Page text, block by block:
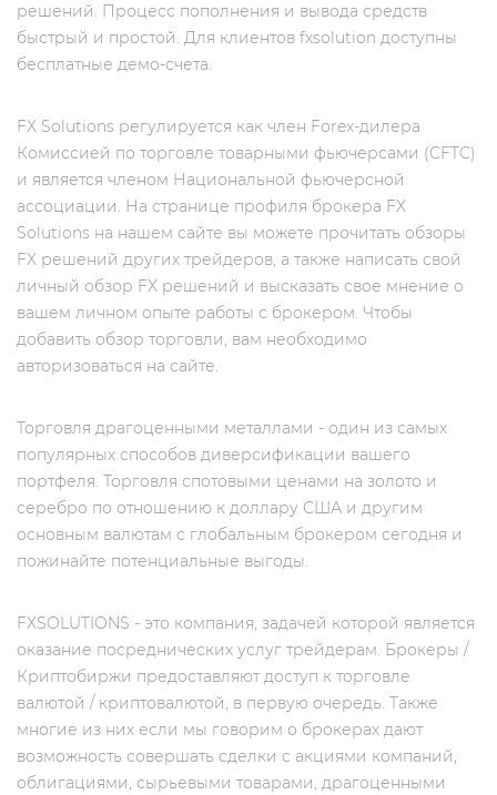
решений. Процесс пополнения и вывода средств
быстрый и простой. Для клиентов fxsolution доступны
бесплатные демо-счета.
FX Solutions регулируется как член Forex-дилера
Комиссией по торговле товарными фьючерсами (CFTC)
и является членом Национальной фьючерсной
ассоциации. На странице профиля брокера FX
Solutions на нашем сайте вы можете прочитать обзоры
FX решений других трейдеров, а также написать свой
личный обзор FX решений и высказать свое мнение о
вашем личном опыте работы с брокером. Чтобы
добавить обзор торговли, вам необходимо
авторизоваться на сайте.
Торговля драгоценными металлами - один из самых
популярных способов диверсификации вашего
портфеля. Торговля спотовыми ценами на золото и
серебро по отношению к доллару США и другим
основным валютам с глобальным брокером сегодня и
пожинайте потенциальные выгоды.
FXSOLUTIONS - это компания, задачей которой является
оказание посреднических услуг трейдерам. Брокеры /
Криптобиржи предоставляют доступ к торговле
валютой / криптовалютой, в первую очередь. Также
многие из них если мы говорим о брокерах дают
возможность совершать сделки с акциями компаний,
облигациями, сырьевыми товарами, драгоценными